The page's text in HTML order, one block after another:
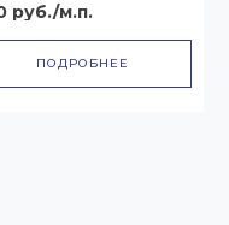
руб./м.п.
ПОДРОБНЕЕ